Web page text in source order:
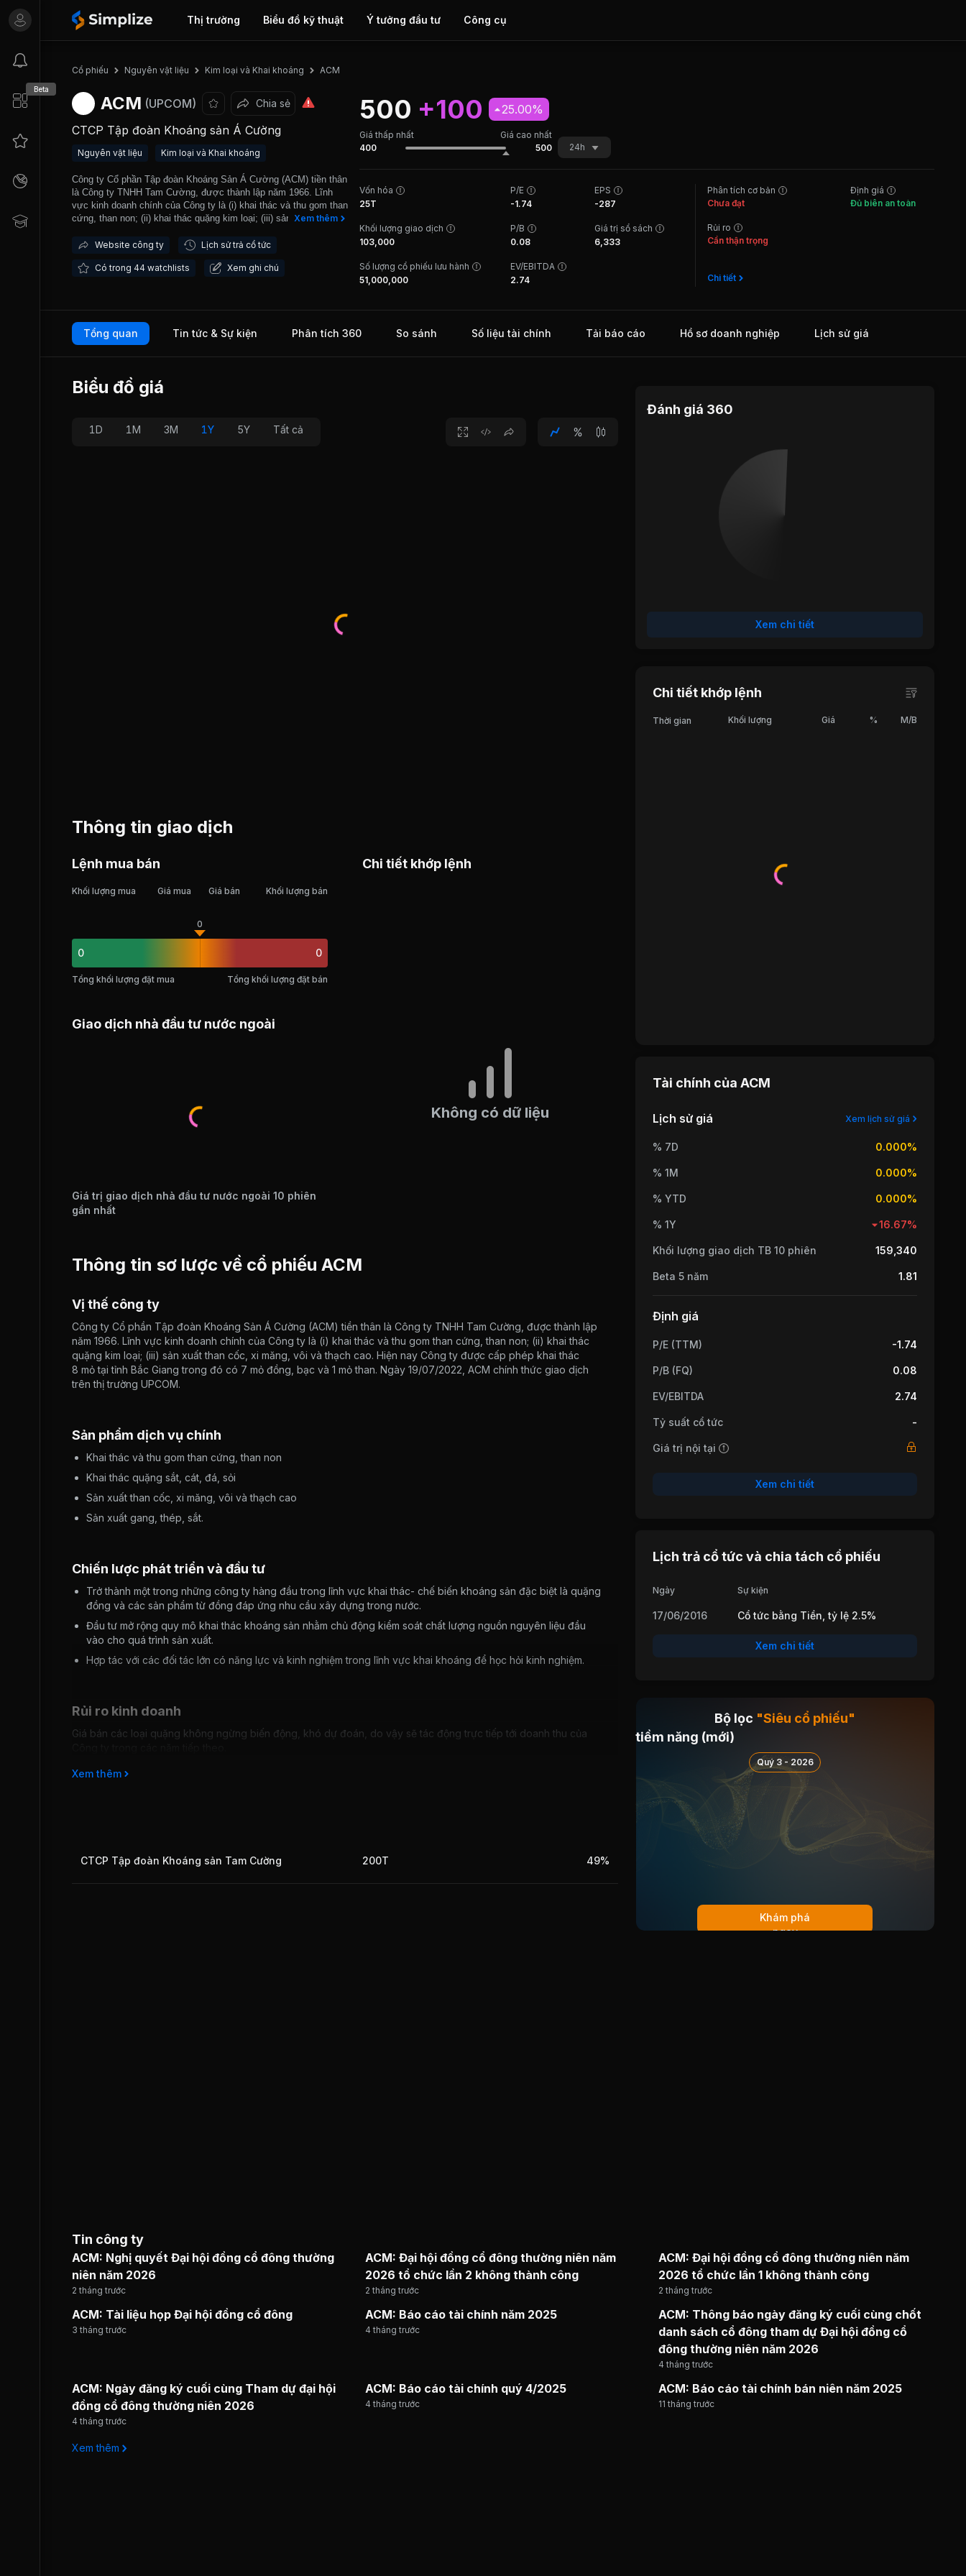
Thị trường Biểu đồ kỹ thuật Ý tưởng đầu tư Công cụ
Beta
Cổ phiếu Nguyên vật liệu Kim loại và Khai khoáng ACM
ACM (UPCOM) Chia sẻ
CTCP Tập đoàn Khoáng sản Á Cường
Nguyên vật liệu Kim loại và Khai khoáng
Công ty Cổ phần Tập đoàn Khoáng Sản Á Cường (ACM) tiền thân
là Công ty TNHH Tam Cường, được thành lập năm 1966. Lĩnh
vực kinh doanh chính của Công ty là (i) khai thác và thu gom than
cứng, than non; (ii) khai thác quặng kim loại; (iii) sản xuất than
khai thác 8 mỏ tại tỉnh Bắc Giang trong đó có 7 mỏ đồng, bạc và
trường UPCOM.
Xem thêm
Website công ty Lịch sử trả cổ tức
Có trong 44 watchlists Xem ghi chú
500 +100 25.00%
Giá thấp nhất
Giá cao nhất
400
500 24h
Vốn hóa
25T
P/E
-1.74
EPS
-287
Khối lượng giao dịch
103,000
P/B
0.08
Giá trị sổ sách
6,333
Số lượng cổ phiếu lưu hành
51,000,000
EV/EBITDA
2.74
Phân tích cơ bản
Chưa đạt
Rủi ro
Cần thận trọng
Chi tiết
Định giá
Đủ biên an toàn
Tổng quan Tin tức & Sự kiện Phân tích 360 So sánh Số liệu tài chính Tải báo cáo Hồ sơ doanh nghiệp Lịch sử giá
Biểu đồ giá
1D 1M 3M 1Y 5Y Tất cả
Thông tin giao dịch
Lệnh mua bán
Khối lượng mua Giá mua Giá bán Khối lượng bán
0
0
0
Tổng khối lượng đặt mua Tổng khối lượng đặt bán
Giao dịch nhà đầu tư nước ngoài
Giá trị giao dịch nhà đầu tư nước ngoài 10 phiên
gần nhất
Chi tiết khớp lệnh
Không có dữ liệu
Thông tin sơ lược về cổ phiếu ACM
Vị thế công ty
Công ty Cổ phần Tập đoàn Khoáng Sản Á Cường (ACM) tiền thân là Công ty TNHH Tam Cường, được thành lập
năm 1966. Lĩnh vực kinh doanh chính của Công ty là (i) khai thác và thu gom than cứng, than non; (ii) khai thác
quặng kim loại; (iii) sản xuất than cốc, xi măng, vôi và thạch cao. Hiện nay Công ty được cấp phép khai thác
8 mỏ tại tỉnh Bắc Giang trong đó có 7 mỏ đồng, bạc và 1 mỏ than. Ngày 19/07/2022, ACM chính thức giao dịch
trên thị trường UPCOM.
Sản phẩm dịch vụ chính
Khai thác và thu gom than cứng, than non
Khai thác quặng sắt, cát, đá, sỏi
Sản xuất than cốc, xi măng, vôi và thạch cao
Sản xuất gang, thép, sắt.
Chiến lược phát triển và đầu tư
Trở thành một trong những công ty hàng đầu trong lĩnh vực khai thác- chế biến khoáng sản đặc biệt là quặng
đồng và các sản phẩm từ đồng đáp ứng nhu cầu xây dựng trong nước.
Đầu tư mở rộng quy mô khai thác khoáng sản nhằm chủ động kiểm soát chất lượng nguồn nguyên liệu đầu
vào cho quá trình sản xuất.
Hợp tác với các đối tác lớn có năng lực và kinh nghiệm trong lĩnh vực khai khoáng để học hỏi kinh nghiệm.
Rủi ro kinh doanh
Giá bán các loại quặng không ngừng biến động, khó dự đoán, do vậy sẽ tác động trực tiếp tới doanh thu của
Các doanh nghiệp phải tham gia đấu thầu quyền khai thác mỏ chứ không như trước đây chỉ nộp hồ sơ đăng ký
Xem thêm
CTCP Tập đoàn Khoáng sản Tam Cường 200T 49%
Đánh giá 360
Xem chi tiết
Chi tiết khớp lệnh
Thời gian Khối lượng Giá % M/B
Tài chính của ACM
Lịch sử giá Xem lịch sử giá
% 7D 0.000%
% 1M 0.000%
% YTD 0.000%
% 1Y 16.67%
Khối lượng giao dịch TB 10 phiên 159,340
Beta 5 năm 1.81
Định giá
P/E (TTM) -1.74
P/B (FQ) 0.08
EV/EBITDA 2.74
Tỷ suất cổ tức -
Giá trị nội tại
Xem chi tiết
Lịch trả cổ tức và chia tách cổ phiếu
Ngày Sự kiện
17/06/2016 Cổ tức bằng Tiền, tỷ lệ 2.5%
Xem chi tiết
Bộ lọc "Siêu cổ phiếu"
tiềm năng (mới)
Quý 3 - 2026
Khám phá
ngay
Tin công ty
ACM: Nghị quyết Đại hội đồng cổ đông thường
niên năm 2026
2 tháng trước
ACM: Đại hội đồng cổ đông thường niên năm
2026 tổ chức lần 2 không thành công
2 tháng trước
ACM: Đại hội đồng cổ đông thường niên năm
2026 tổ chức lần 1 không thành công
2 tháng trước
ACM: Tài liệu họp Đại hội đồng cổ đông
3 tháng trước
ACM: Báo cáo tài chính năm 2025
4 tháng trước
ACM: Thông báo ngày đăng ký cuối cùng chốt
danh sách cổ đông tham dự Đại hội đồng cổ
đông thường niên năm 2026
4 tháng trước
ACM: Ngày đăng ký cuối cùng Tham dự đại hội
đồng cổ đông thường niên 2026
4 tháng trước
ACM: Báo cáo tài chính quý 4/2025
4 tháng trước
ACM: Báo cáo tài chính bán niên năm 2025
11 tháng trước
Xem thêm